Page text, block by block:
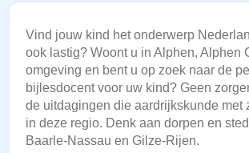
Vind jouw kind het onderwerp
ook lastig? Woont u in Alphen, Alphen
omgeving en bent u op zoek naar de
bijlesdocent voor uw kind? Geen
de uitdagingen die aardrijkskunde met
in deze regio. Denk aan dorpen en
Baarle-Nassau en Gilze-Rijen.